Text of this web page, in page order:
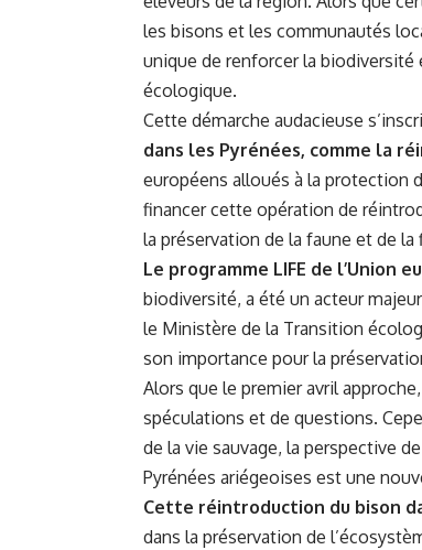
les bisons et les communautés
unique de renforcer la
écologique.
Cette démarche audacieuse
dans les Pyrénées, comme la
européens alloués à la protection
financer cette opération de
la préservation de la faune et de la
Le programme LIFE de l’Union
biodiversité, a été un acteur
le Ministère de la Transition
son importance pour la
Alors que le premier avril
spéculations et de questions.
de la vie sauvage, la perspective
Pyrénées ariégeoises est une
Cette réintroduction du bison
dans la préservation de